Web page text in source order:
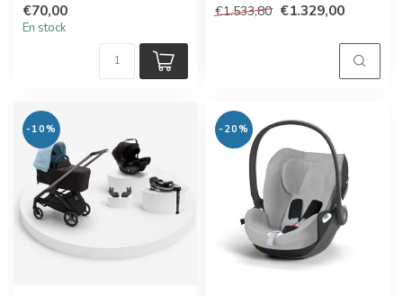
€70,00
En stock
essen...
€1.533,80 €1.329,00
-10% -20%